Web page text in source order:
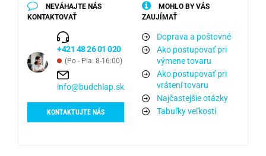
NEVÁHAJTE NÁS
KONTAKTOVAŤ
+421 48 26 01 020
(Po - Pia: 8-16:00)
info@budchlap.sk
KONTAKTUJTE NÁS
MOHLO BY VÁS
ZAUJÍMAŤ
Doprava a poštovné
Ako postupovať pri
výmene tovaru
Ako postupovať pri
vrátení tovaru
Najčastejšie otázky
Tabuľky veľkostí